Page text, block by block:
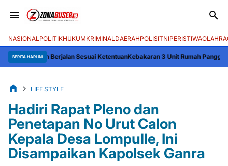
NASIONALPOLITIKHUKUMKRIMINALDAERAHPOLISITNIPERISTIWA
BERITA HARI INI
Berjalan Sesuai KetentuanKebakaran 3 Unit Rumah Panggung di Desa
LIFE STYLE
Hadiri Rapat Pleno dan
Penetapan No Urut Calon
Kepala Desa Lompulle, Ini
Disampaikan Kapolsek Ganra